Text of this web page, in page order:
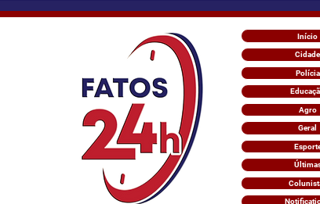
Início
Cidade
Polícia
Agro
Geral